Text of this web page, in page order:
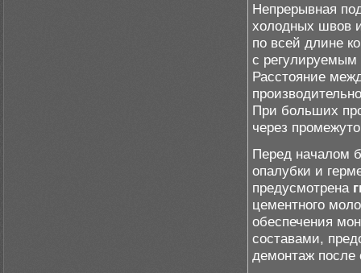
Непрерывная
холодных швов
по всей длине
с регулируемым
Расстояние
При больших
через
Перед началом
опалубки и
предусмотрена
цементного
обеспечения
составами,
демонтаж после